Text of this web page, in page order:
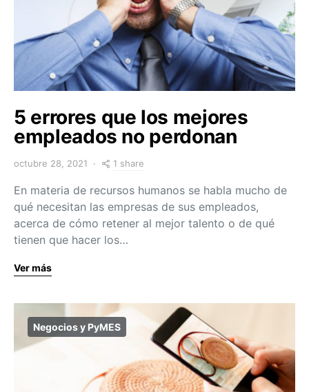
5 errores que los mejores
empleados no perdonan
octubre 28, 2021 1 share
En materia de recursos humanos se habla mucho de
qué necesitan las empresas de sus empleados,
acerca de cómo retener al mejor talento o de qué
tienen que hacer los…
Ver más
Negocios y PyMES